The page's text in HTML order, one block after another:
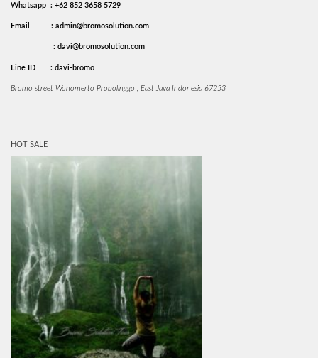
Whatsapp : +62 852 3658 5729
Email : admin@bromosolution.com
: davi@bromosolution.com
Line ID : davi-bromo
Bromo street Wonomerto Probolinggo , East Java Indonesia 67253
HOT SALE